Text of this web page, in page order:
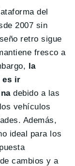
del
2007 sin
retro sigue
fresco a
la
es ir
debido a las
vehículos
Además,
ideal para los
cambios y a